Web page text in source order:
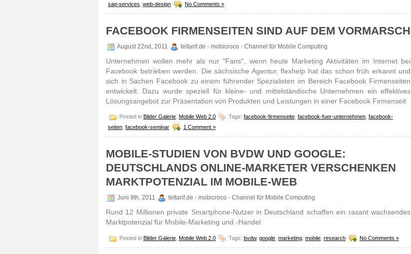
sap-services web-design No Comments »
FACEBOOK FIRMENSEITEN SIND AUF DEM VORMARSCH
August 22nd, 2011 teltarif.de - mobicroco - Channel für Mobile Computing
Unternehmen wollen mehr als nur "Fans", wenn heute Marketing Aktivitäten im Internet bei
Facebook betrieben werden. Die sächsische Agentur, flexhelp hat das schon früh erkannt und
sich in Sachen Facebook zu einem führender Spezialisten im Bereich Facebook Firmenseiten
entwickelt. Dazu wurde speziell für kleine- und mittelständische Unternehmen ein effektives
Lösungsangebot zur Präsentation von Produkten und Leistungen in einer Facebook Firmenseit
Posted in Bilder Galerie Mobile Web 2.0 Tags: facebook-firmenseite facebook-fuer-unternehmen facebook-
seiten facebook-seminar 1 Comment »
MOBILE-STUDIEN VON BVDW UND GOOGLE:
DEUTSCHLANDS ONLINE-MARKETER VERSCHENKEN
MARKTPOTENZIAL IM MOBILE-WEB
Juni 9th, 2011 teltarif.de - mobicroco - Channel für Mobile Computing
Rund 12 Millionen private Smartphone-Nutzer in Deutschland schaffen ein rasant wachsendes
Marktpotenzial für Mobile-Marketing und -Handel
Posted in Bilder Galerie Mobile Web 2.0 Tags: bvdw, google marketing mobile research No Comments »